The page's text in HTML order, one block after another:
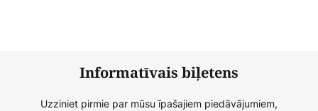
Informatīvais biļetens
Uzziniet pirmie par mūsu īpašajiem piedāvājumiem,